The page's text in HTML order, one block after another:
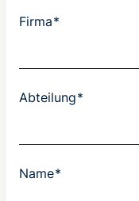
Firma*
Abteilung*
Name*